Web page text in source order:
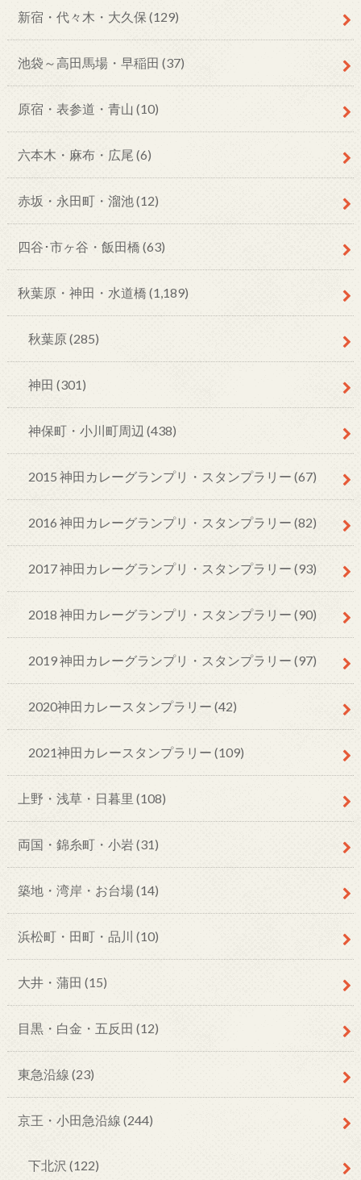
新宿・代々木・大久保 (129)
池袋～高田馬場・早稲田 (37)
原宿・表参道・青山 (10)
六本木・麻布・広尾 (6)
赤坂・永田町・溜池(12)
四谷･市ヶ谷・飯田橋 (63)
秋葉原・神田・水道橋 (1,189)
秋葉原 (285)
神田 (301)
神保町・小川町周辺 (438)
2015 神田カレーグランプリ・スタンプラリー (67)
2016 神田カレーグランプリ・スタンプラリー (82)
2017 神田カレーグランプリ・スタンプラリー (93)
2018 神田カレーグランプリ・スタンプラリー (90)
2019 神田カレーグランプリ・スタンプラリー (97)
2020神田カレースタンプラリー (42)
2021神田カレースタンプラリー (109)
上野・浅草・日暮里 (108)
両国・錦糸町・小岩(31)
築地・湾岸・お台場(14)
浜松町・田町・品川 (10)
大井・蒲田 (15)
目黒・白金・五反田 (12)
東急沿線 (23)
京王・小田急沿線 (244)
下北沢 (122)